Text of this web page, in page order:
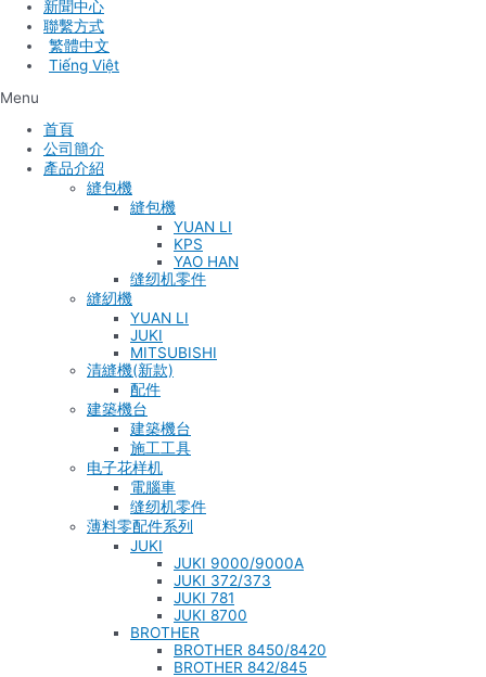
新聞中心
聯繫方式
Tiếng Việt
Menu
首頁
公司簡介
產品介紹
縫包機
縫包機
YUAN LI
KPS
YAO HAN
缝纫机零件
縫紉機
YUAN LI
JUKI
MITSUBISHI
清縫機(新款)
配件
建築機台
建築機台
施工工具
电子花样机
電腦車
缝纫机零件
薄料零配件系列
JUKI
JUKI 9000/9000A
JUKI 372/373
JUKI 781
JUKI 8700
BROTHER
BROTHER 8450/8420
BROTHER 842/845